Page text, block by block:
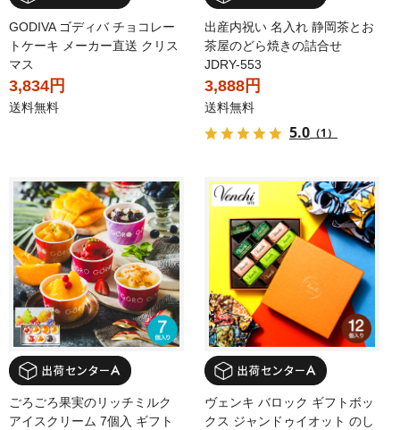
GODIVA ゴディバ チョコレー
トケーキ メーカー直送 クリス
マス
3,834円
送料無料
出産内祝い 名入れ 静岡茶とお
茶屋のどら焼きの詰合せ
JDRY-553
3,888円
送料無料
5.0 （1）
ごろごろ果実のリッチミルク
アイスクリーム 7個入 ギフト
ヴェンキ バロック ギフトボッ
クス ジャンドゥイオット のし